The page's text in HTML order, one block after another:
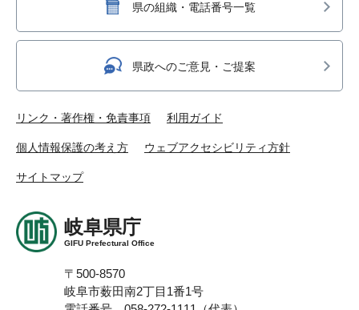
県の組織・電話番号一覧
県政へのご意見・ご提案
リンク・著作権・免責事項 利用ガイド
個人情報保護の考え方 ウェブアクセシビリティ方針
サイトマップ
岐阜県庁
GIFU Prefectural Office
〒500-8570
岐阜市薮田南2丁目1番1号